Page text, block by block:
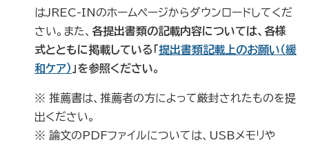
はJREC-INのホームページからダウンロードしてくだ
さい。また、 各提出書類の記載内容については、各様
式とともに掲載している「 提出書類記載上のお願い（緩
和ケア） 」を参照ください。
※ 推薦書は、推薦者の方によって厳封されたものを提
出ください。
※ 論文のPDFファイルについては、USBメモリや